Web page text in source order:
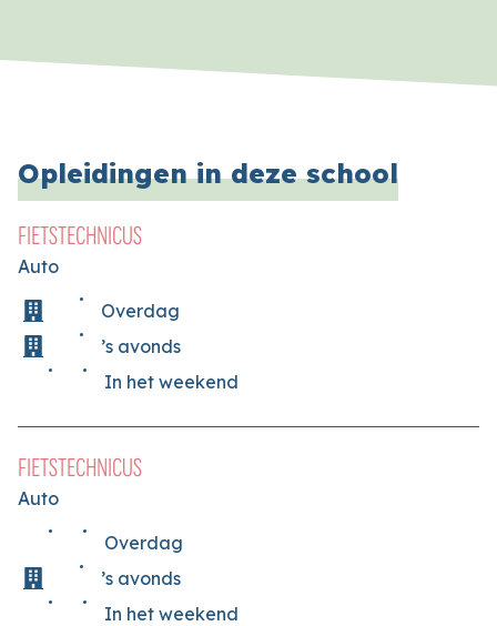
Opleidingen in deze school
FIETSTECHNICUS
Auto
Overdag
’s avonds
In het weekend
FIETSTECHNICUS
Auto
Overdag
’s avonds
In het weekend